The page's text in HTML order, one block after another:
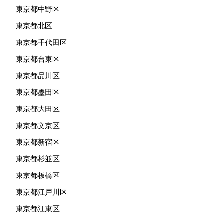
東京都中野区
東京都北区
東京都千代田区
東京都台東区
東京都品川区
東京都墨田区
東京都大田区
東京都文京区
東京都新宿区
東京都杉並区
東京都板橋区
東京都江戸川区
東京都江東区